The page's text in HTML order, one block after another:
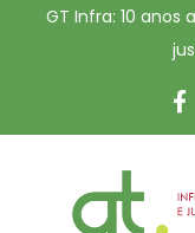
GT Infra: 10